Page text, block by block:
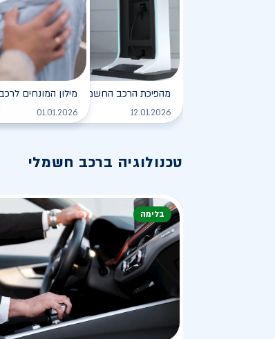
מהפיכת הרכב החשמלי
12.01.2026
מילון המונחים
01.01.2026
טכנולוגיה ברכב חשמלי
בלימה